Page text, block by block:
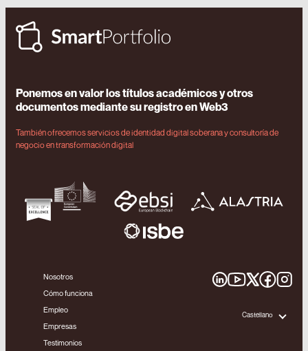
Ponemos en valor los títulos académicos y otros
documentos mediante su registro en Web3
También ofrecemos servicios de identidad digital soberana y consultoría de
negocio en transformación digital
Nosotros
Cómo funciona
Empleo
Empresas
Testimonios
Castellano